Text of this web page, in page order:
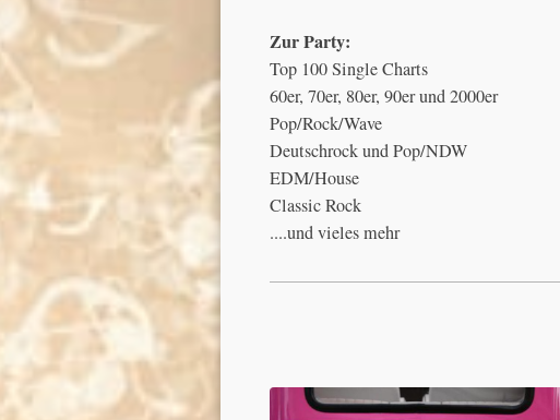
Zur Party:
Top 100 Single Charts
60er, 70er, 80er, 90er und 2000er
Pop/Rock/Wave
Deutschrock und Pop/NDW
EDM/House
Classic Rock
....und vieles mehr